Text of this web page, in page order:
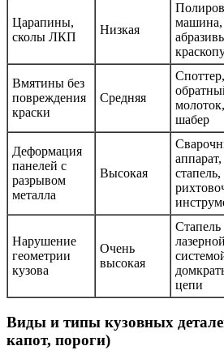
Царапины,
сколы ЛКП
Низкая
машина,
Вмятины без
повреждения
краски
Средняя
Споттер,
молоток,
шабер
Деформация
панелей с
разрывом
металла
Высокая
аппарат,
стапель,
Нарушение
геометрии
кузова
Очень
высокая
Стапель
лазерной
цепи
Виды и типы кузовных
капот, пороги)